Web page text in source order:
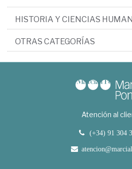
HISTORIA Y CIENCIAS
OTRAS CATEGORÍAS
Atención al
(+34) 91 304